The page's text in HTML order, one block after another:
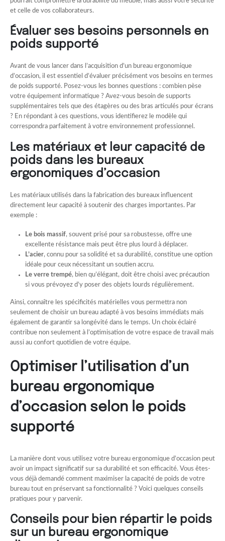
et celle de vos collaborateurs.
Évaluer ses besoins personnels en
poids supporté
Avant de vous lancer dans l’acquisition d’un bureau ergonomique
d’occasion, il est essentiel d’évaluer précisément vos besoins en termes
de poids supporté. Posez-vous les bonnes questions : combien pèse
votre équipement informatique ? Avez-vous besoin de supports
supplémentaires tels que des étagères ou des bras articulés pour écrans
? En répondant à ces questions, vous identifierez le modèle qui
correspondra parfaitement à votre environnement professionnel.
Les matériaux et leur capacité de
poids dans les bureaux
ergonomiques d’occasion
Les matériaux utilisés dans la fabrication des bureaux influencent
directement leur capacité à soutenir des charges importantes. Par
exemple :
Le bois massif, souvent prisé pour sa robustesse, offre une
excellente résistance mais peut être plus lourd à déplacer.
L’acier, connu pour sa solidité et sa durabilité, constitue une option
idéale pour ceux nécessitant un soutien accru.
Le verre trempé, bien qu’élégant, doit être choisi avec précaution
si vous prévoyez d’y poser des objets lourds régulièrement.
Ainsi, connaître les spécificités matérielles vous permettra non
seulement de choisir un bureau adapté à vos besoins immédiats mais
également de garantir sa longévité dans le temps. Un choix éclairé
contribue non seulement à l’optimisation de votre espace de travail mais
aussi au confort quotidien de votre équipe.
Optimiser l’utilisation d’un
bureau ergonomique
d’occasion selon le poids
supporté
La manière dont vous utilisez votre bureau ergonomique d’occasion peut
avoir un impact significatif sur sa durabilité et son efficacité. Vous êtes-
vous déjà demandé comment maximiser la capacité de poids de votre
bureau tout en préservant sa fonctionnalité ? Voici quelques conseils
pratiques pour y parvenir.
Conseils pour bien répartir le poids
sur un bureau ergonomique